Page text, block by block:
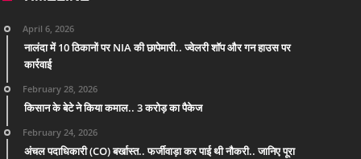
April 6, 2026
नालंदा में 10 ठिकानों पर NIA की छापेमारी.. ज्वेलरी शॉप और गन हाउस पर
कार्रवाई
February 28, 2026
किसान के बेटे ने किया कमाल.. 3 करोड़ का पैकेज
February 24, 2026
अंचल पदाधिकारी (CO) बर्खास्त.. फर्जीवाड़ा कर पाई थी नौकरी.. जानिए पूरा